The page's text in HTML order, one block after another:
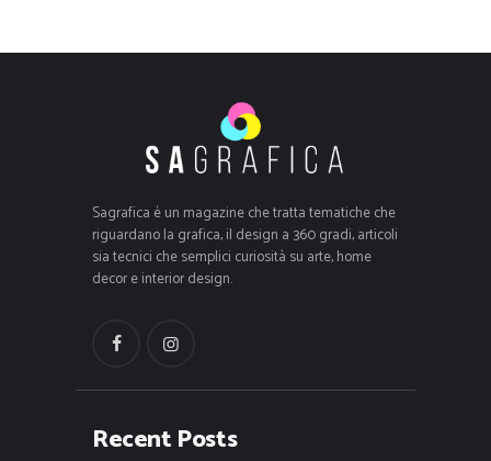
Sagrafica è un magazine che tratta tematiche che
riguardano la grafica, il design a 360 gradi, articoli
sia tecnici che semplici curiosità su arte, home
decor e interior design.
Recent Posts